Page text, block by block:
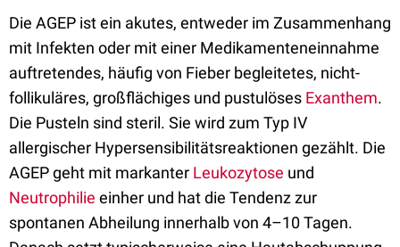
Die AGEP ist ein akutes, entweder im Zusammenhang
mit Infekten oder mit einer Medikamenteneinnahme
auftretendes, häufig von Fieber begleitetes, nicht-
follikuläres, großflächiges und pustulöses Exanthem.
Die Pusteln sind steril. Sie wird zum Typ IV
allergischer Hypersensibilitätsreaktionen gezählt. Die
AGEP geht mit markanter Leukozytose und
Neutrophilie einher und hat die Tendenz zur
spontanen Abheilung innerhalb von 4–10 Tagen.